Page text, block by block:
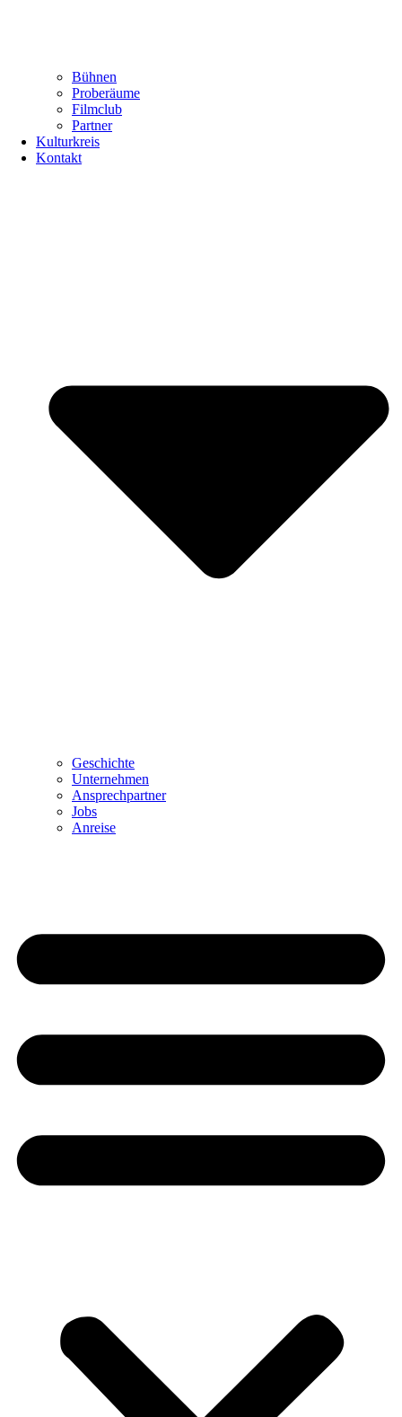
Bühnen
Proberäume
Filmclub
Partner
Kulturkreis
Kontakt
Geschichte
Unternehmen
Ansprechpartner
Jobs
Anreise